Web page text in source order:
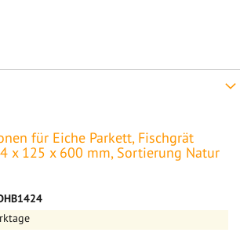
für Eiche Parkett, Fischgrät
x 125 x 600 mm, Sortierung Natur